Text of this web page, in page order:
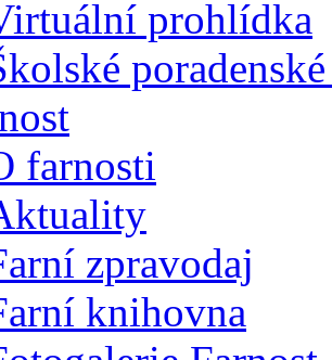
prohlídka
farnosti
zpravodaj
knihovna